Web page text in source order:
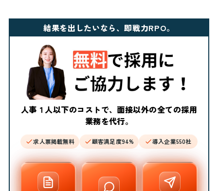
結果を出したいなら、即戦力RPO。
人事１人以下のコストで、面接以外の全ての採用
業務を代行。
求人票掲載無料 顧客満足度94% 導入企業550社